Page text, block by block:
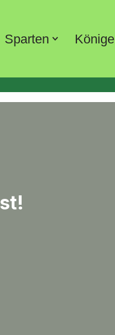
Sparten Könige